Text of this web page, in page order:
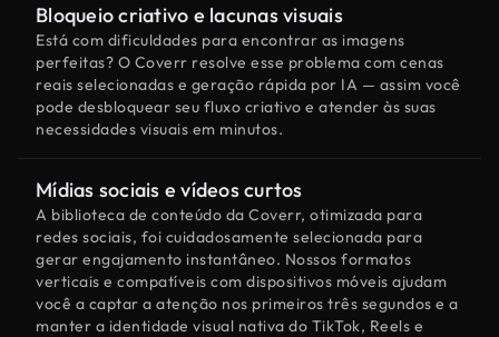
Bloqueio criativo e lacunas visuais
Está com dificuldades para encontrar as imagens
perfeitas? O Coverr resolve esse problema com cenas
reais selecionadas e geração rápida por IA — assim você
pode desbloquear seu fluxo criativo e atender às suas
necessidades visuais em minutos.
Mídias sociais e vídeos curtos
A biblioteca de conteúdo da Coverr, otimizada para
redes sociais, foi cuidadosamente selecionada para
gerar engajamento instantâneo. Nossos formatos
verticais e compatíveis com dispositivos móveis ajudam
você a captar a atenção nos primeiros três segundos e a
manter a identidade visual nativa do TikTok, Reels e